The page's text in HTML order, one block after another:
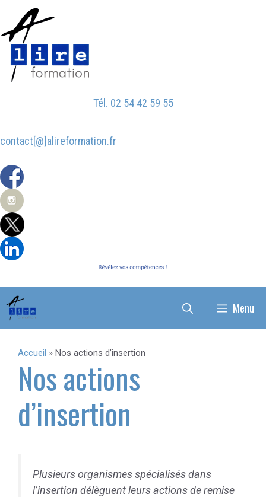
contenu
Tél. 02 54 42 59 55
contact[@]alireformation.fr
Menu
Accueil » Nos actions d’insertion
Nos actions
d’insertion
Plusieurs organismes spécialisés dans
l’insertion délèguent leurs actions de remise